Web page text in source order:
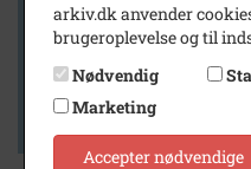
Vis kun med filmklip
Vis kun med kilder
arkiv.dk anvender
brugeroplevelse og til
Nødvendig
Marketing
Accepter nødvendige